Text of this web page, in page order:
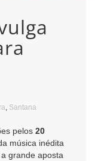
Santana
pelos 20
música inédita
a grande aposta